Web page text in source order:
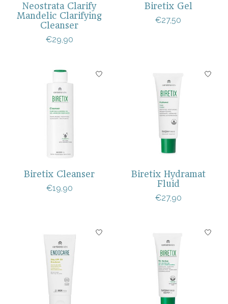
Neostrata Clarify
Mandelic Clarifying
Cleanser
€29,90
Biretix Gel
€27,50
Biretix Cleanser
€19,90
Biretix Hydramat
Fluid
€27,90